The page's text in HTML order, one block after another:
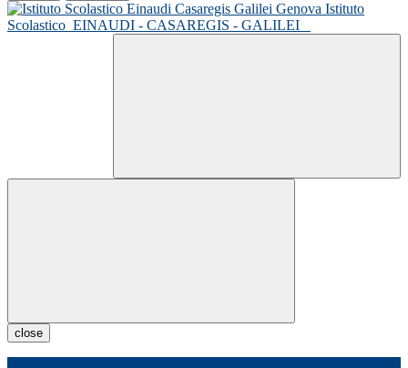
Istituto
Scolastico EINAUDI - CASAREGIS - GALILEI
close